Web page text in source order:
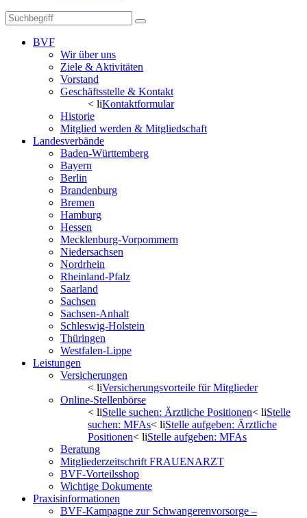
BVF
Wir über uns
Ziele & Aktivitäten
Vorstand
Geschäftsstelle & Kontakt
< liKontaktformular
Historie
Mitglied werden & Mitgliedschaft
Landesverbände
Baden-Württemberg
Bayern
Berlin
Brandenburg
Bremen
Hamburg
Hessen
Mecklenburg-Vorpommern
Niedersachsen
Nordrhein
Rheinland-Pfalz
Saarland
Sachsen
Sachsen-Anhalt
Schleswig-Holstein
Thüringen
Westfalen-Lippe
Leistungen
Versicherungen
< liVersicherungsvorteile für Mitglieder
Online-Stellenbörse
< liStelle suchen: Ärztliche Positionen< liStelle
suchen: MFAs< liStelle aufgeben: Ärztliche
Positionen< liStelle aufgeben: MFAs
Beratung
Mitgliederzeitschrift FRAUENARZT
BVF-Vorteilsshop
Wichtige Dokumente
Praxisinformationen
BVF-Kampagne zur Schwangerenvorsorge –